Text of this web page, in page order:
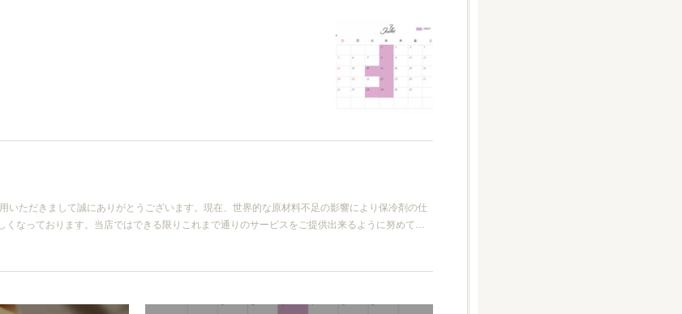
いただきまして誠にありがとうございます。現在、世界的な原材料不足の影響により保冷剤の仕
くなっております。当店ではできる限りこれまで通りのサービスをご提供出来るように努めて…